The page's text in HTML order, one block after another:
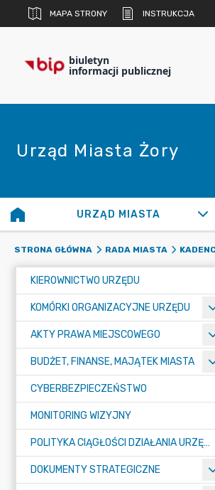
MAPA STRONY INSTRUKCJA
biuletyn
informacji publicznej
Urząd Miasta Żory
URZĄD MIASTA
STRONA GŁÓWNA RADA MIASTA
KIEROWNICTWO URZĘDU
KOMÓRKI ORGANIZACYJNE URZĘDU
AKTY PRAWA MIEJSCOWEGO
BUDŻET, FINANSE, MAJĄTEK MIASTA
CYBERBEZPIECZEŃSTWO
MONITORING WIZYJNY
POLITYKA CIĄGŁOŚCI DZIAŁANIA URZĘDU MIASTA ŻORY
DOKUMENTY STRATEGICZNE